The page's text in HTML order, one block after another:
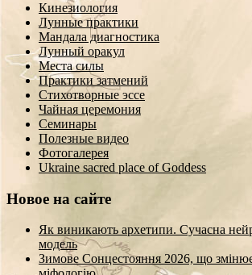
Кинезиология
Лунные практики
Мандала диагностика
Лунный оракул
Места силы
Практики затмений
Стихотворные эссе
Чайная церемония
Семинары
Полезные видео
Фотогалерея
Ukraine sacred place of Goddess
Новое на сайте
Як виникають архетипи. Сучасна
модель
Зимове Сонцестояння 2026, що